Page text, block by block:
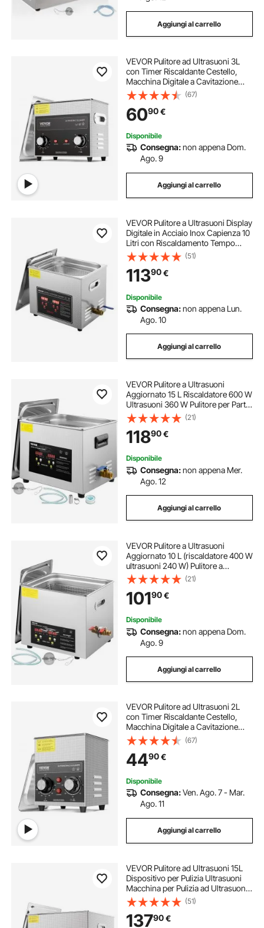
Aggiungi al carrello
VEVOR Pulitore ad Ultrasuoni 3L
con Timer Riscaldante Cestello,
Macchina Digitale a Cavitazione
Sonica, Pulitrice Ultrasuoni 120 W
per Strumenti di Orologi, Occhiali,
Monete, Utensili Metallici
(67)
6090€
Disponibile
Consegna:non appena Dom.
Ago. 9
Aggiungi al carrello
VEVOR Pulitore a Ultrasuoni Display
Digitale in Acciaio Inox Capienza 10
Litri con Riscaldamento Tempo
Temperatura Regolabile, Macchina
Pulitrice a Ultrasuoni per Gioielli
Occhiali Orologi Laboratorio
(51)
11390€
Disponibile
Consegna:non appena Lun.
Ago. 10
Aggiungi al carrello
VEVOR Pulitore a Ultrasuoni
Aggiornato 15 L Riscaldatore 600 W
Ultrasuoni 360 W Pulitore per Parti
a Ultrasuoni da Laboratorio Digitale
con Temporizzatore per Pulizia di
Strumenti Dentali in Vetro
(21)
11890€
Disponibile
Consegna:non appena Mer.
Ago. 12
Aggiungi al carrello
VEVOR Pulitore a Ultrasuoni
Aggiornato 10 L (riscaldatore 400 W
ultrasuoni 240 W) Pulitore a
Ultrasuoni da Laboratorio Digitale
con Temporizzatore del
Riscaldatore per Pulizia di Parti di
Strumenti
(21)
10190€
Disponibile
Consegna:non appena Dom.
Ago. 9
Aggiungi al carrello
VEVOR Pulitore ad Ultrasuoni 2L
con Timer Riscaldante Cestello,
Macchina Digitale a Cavitazione
Sonica, Pulitrice Ultrasuoni 60 W
per Strumenti di Orologi, Occhiali,
Monete, Utensili Metallici
(67)
4490€
Disponibile
Consegna:Ven. Ago. 7 - Mar.
Ago. 11
Aggiungi al carrello
VEVOR Pulitore ad Ultrasuoni 15L
Dispositivo per Pulizia Ultrasuoni
Macchina per Pulizia ad Ultrasuoni
da 360W con Timer Riscaldatore,
Pulitore Digitale da 40 kHz con
Cestello per Parti Gioielli
(51)
13790€